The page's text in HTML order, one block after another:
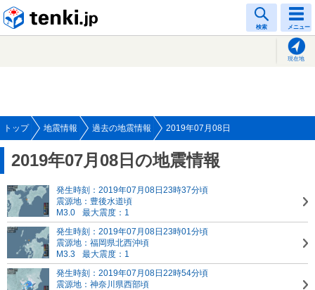
検索 メニュー
現在地
トップ 地震情報 過去の地震情報 2019年07月08日
2019年07月08日の地震情報
発生時刻：2019年07月08日23時37分頃
震源地：豊後水道頃
M3.0
最大震度：1
発生時刻：2019年07月08日23時01分頃
震源地：福岡県北西沖頃
M3.3
最大震度：1
発生時刻：2019年07月08日22時54分頃
震源地：神奈川県西部頃